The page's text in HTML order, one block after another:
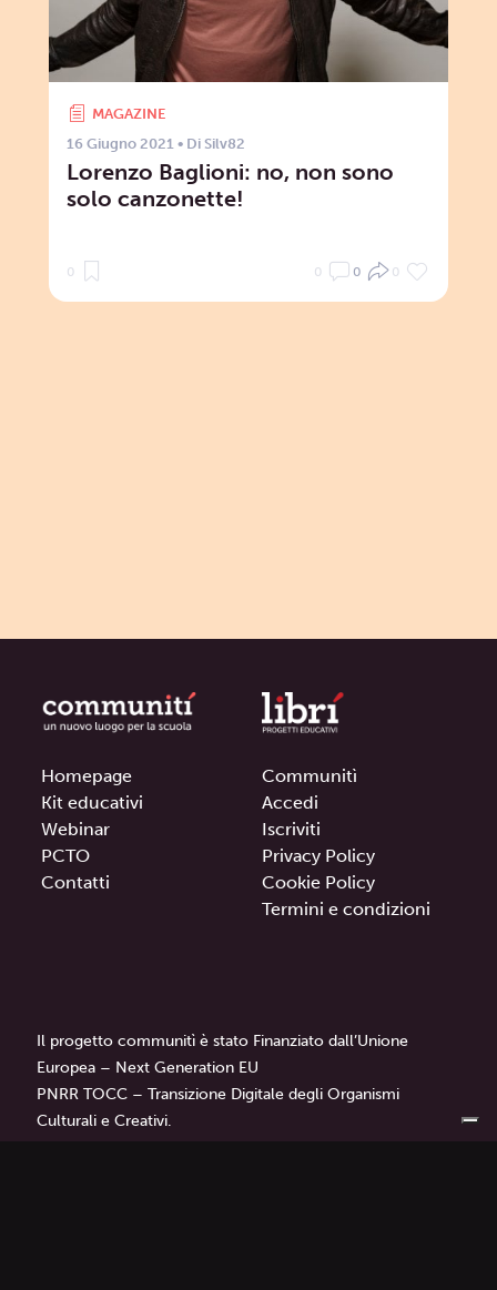
MAGAZINE
16 Giugno 2021 • Di Silv82
Lorenzo Baglioni: no, non sono
solo canzonette!
0 0 0 0
Homepage
Kit educativi
Webinar
PCTO
Contatti
Communitì
Accedi
Iscriviti
Privacy Policy
Cookie Policy
Termini e condizioni
Il progetto communitì è stato Finanziato dall’Unione
Europea – Next Generation EU
PNRR TOCC – Transizione Digitale degli Organismi
Culturali e Creativi.